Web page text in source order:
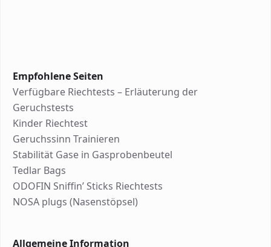
Empfohlene Seiten
Verfügbare Riechtests – Erläuterung der
Geruchstests
Kinder Riechtest
Geruchssinn Trainieren
Stabilität Gase in Gasprobenbeutel
Tedlar Bags
ODOFIN Sniffin’ Sticks Riechtests
NOSA plugs (Nasenstöpsel)
Allgemeine Information